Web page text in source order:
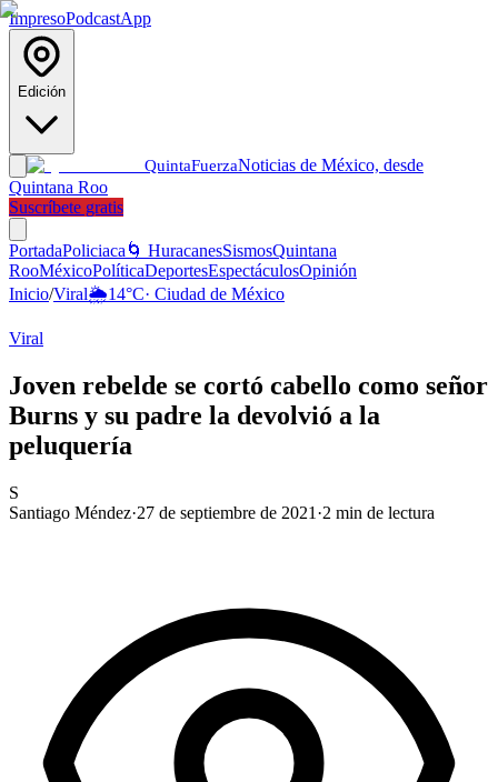
ImpresoPodcastApp
Edición
QuintaFuerzaNoticias de México, desde
Quintana Roo
Suscríbete gratis
PortadaPoliciaca 🌀 HuracanesSismosQuintana
RooMéxicoPolíticaDeportesEspectáculosOpinión
Inicio/Viral🌦️14°C· Ciudad de México
Viral
Joven rebelde se cortó cabello como señor
Burns y su padre la devolvió a la
peluquería
S
Santiago Méndez·27 de septiembre de 2021 ·2 min de lectura